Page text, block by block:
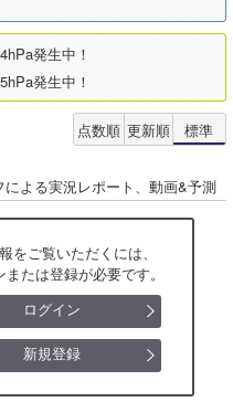
ト
発生中！
発生中！
点数順 更新順 標準
による実況レポート、動画&予測
をご覧いただくには、
または登録が必要です。
ログイン
新規登録